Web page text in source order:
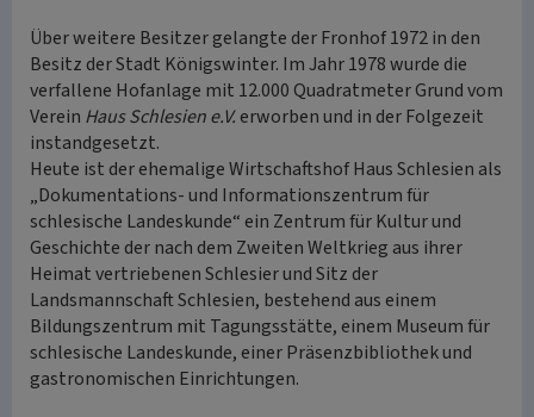
Über weitere Besitzer gelangte der Fronhof 1972 in den
Besitz der Stadt Königswinter. Im Jahr 1978 wurde die
verfallene Hofanlage mit 12.000 Quadratmeter Grund vom
Verein Haus Schlesien e.V.erworben und in der Folgezeit
instandgesetzt.
Heute ist der ehemalige Wirtschaftshof Haus Schlesien als
„Dokumentations- und Informationszentrum für
schlesische Landeskunde“ ein Zentrum für Kultur und
Geschichte der nach dem Zweiten Weltkrieg aus ihrer
Heimat vertriebenen Schlesier und Sitz der
Landsmannschaft Schlesien, bestehend aus einem
Bildungszentrum mit Tagungsstätte, einem Museum für
schlesische Landeskunde, einer Präsenzbibliothek und
gastronomischen Einrichtungen.